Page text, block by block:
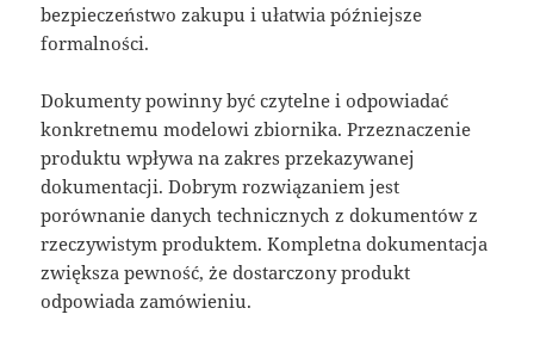
bezpieczeństwo zakupu i ułatwia późniejsze
formalności.
Dokumenty powinny być czytelne i odpowiadać
konkretnemu modelowi zbiornika. Przeznaczenie
produktu wpływa na zakres przekazywanej
dokumentacji. Dobrym rozwiązaniem jest
porównanie danych technicznych z dokumentów z
rzeczywistym produktem. Kompletna dokumentacja
zwiększa pewność, że dostarczony produkt
odpowiada zamówieniu.